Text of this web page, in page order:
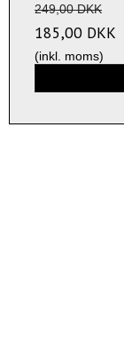
249,00 DKK
185,00 DKK
(inkl. moms)